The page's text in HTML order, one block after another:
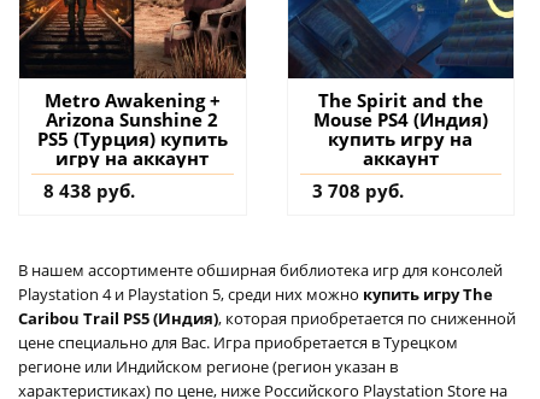
Metro Awakening +
Arizona Sunshine 2
PS5 (Турция) купить
игру на аккаунт
8 438 руб.
The Spirit and the
Mouse PS4 (Индия)
купить игру на
аккаунт
3 708 руб.
В нашем ассортименте обширная библиотека игр для консолей
Playstation 4 и Playstation 5, среди них можно купить игру The
Caribou Trail PS5 (Индия), которая приобретается по сниженной
цене специально для Вас. Игра приобретается в Турецком
регионе или Индийском регионе (регион указан в
характеристиках) по цене, ниже Российского Playstation Store на